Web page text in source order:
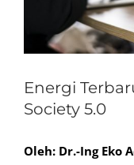
Energi
Society 5.0
Oleh: Dr.-Ing Eko